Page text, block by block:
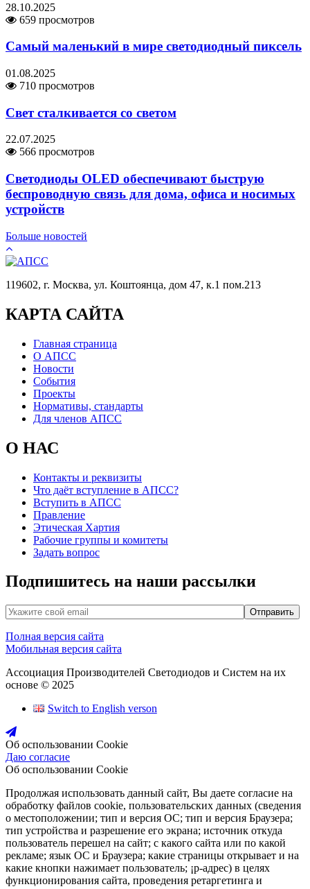
28.10.2025
659 просмотров
Самый маленький в мире светодиодный пиксель
01.08.2025
710 просмотров
Свет сталкивается со светом
22.07.2025
566 просмотров
Светодиоды OLED обеспечивают быструю
беспроводную связь для дома, офиса и носимых
устройств
Больше новостей
119602, г. Москва, ул. Коштоянца, дом 47, к.1 пом.213
КАРТА САЙТА
Главная страница
О АПСС
Новости
События
Проекты
Нормативы, стандарты
Для членов АПСС
О НАС
Контакты и реквизиты
Что даёт вступление в АПСС?
Вступить в АПСС
Правление
Этическая Хартия
Рабочие группы и комитеты
Задать вопрос
Подпишитесь на наши рассылки
Полная версия сайта
Мобильная версия сайта
Ассоциация Производителей Светодиодов и Систем на их
основе © 2025
Switch to English verson
Об оспользовании Cookie
Даю согласие
Об оспользовании Cookie
Продолжая использовать данный сайт, Вы даете согласие на
обработку файлов cookie, пользовательских данных (сведения
о местоположении; тип и версия ОС; тип и версия Браузера;
тип устройства и разрешение его экрана; источник откуда
пользователь перешел на сайт; с какого сайта или по какой
рекламе; язык ОС и Браузера; какие страницы открывает и на
какие кнопки нажимает пользователь; ¡р-адрес) в целях
функционирования сайта, проведения ретаргетинга и